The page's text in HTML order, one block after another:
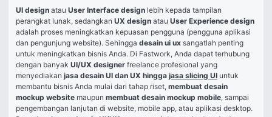
UI design atau User Interface design lebih kepada tampilan
perangkat lunak, sedangkan UX design atau User Experience design
adalah proses meningkatkan kepuasan pengguna (pengguna aplikasi
dan pengunjung website). Sehingga desain ui ux sangatlah penting
untuk meningkatkan bisnis Anda. Di Fastwork, Anda dapat terhubung
dengan banyak UI/UX designer freelance profesional yang
menyediakan jasa desain UI dan UX hingga jasa slicing UI untuk
membantu bisnis Anda mulai dari tahap riset, membuat desain
mockup website maupun membuat desain mockup mobile, sampai
pengembangan lanjutan di website, mobile app, atau aplikasi desktop.